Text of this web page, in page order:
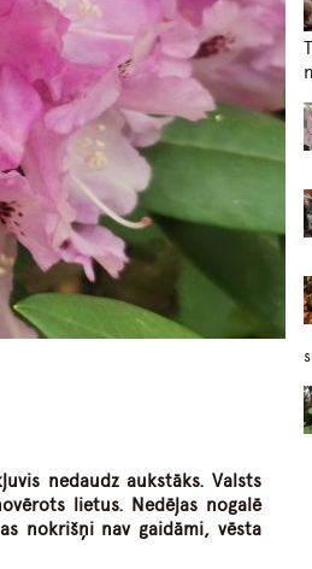
nedaudz aukstāks. Valsts
lietus. Nedēļas nogalē
nokrišņi nav gaidāmi, vēsta